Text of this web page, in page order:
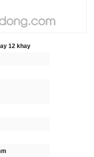
12 khay